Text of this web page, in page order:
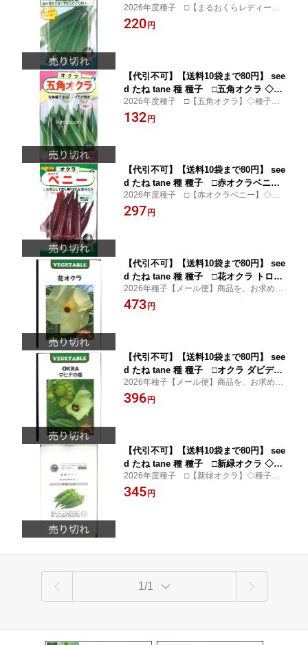
ィーフィンガー ◇種子種子 オクラ 種種
子 ウタネまるおくらレディーフィンガ
2026年度種子 □【まるおくらレディーフ
ィンガー】◇種子種 tane タネ 種子 タネ オ
クラの種種 tane タネまるおくらレディーフ
220円
【代引不可】【送料10袋まで80円】 see
d たね tane 種 種子 □五角オクラ ◇種
子種子 オクラ 種種子 ウタネ五角オクラ
種子種子 オクラ 種種子 ウタネ seed た
2026年度種子 □【五角オクラ】◇種子種 t
ane タネ 種子 タネ オクラの種種 tane タネ
五角オクラ種子種 tane タネ 種子 タネ オク
132円
【代引不可】【送料10袋まで80円】 see
d たね tane 種 種子 □赤オクラベニー
◇種子種子 オクラ 種種子 ウタネ赤オク
ラベニー種子種子 オクラ 種種子 ウタネ
2026年度種子 □【赤オクラベニー】◇種
子種 tane タネ 種子 タネ オクラの種種 tane
タネ赤オクラベニー種子種 tane タネ 種子
297円
【代引不可】【送料10袋まで80円】 see
d たね tane 種 種子 □花オクラ トロロ
アオイ ◇種子種子 オクラ 種花オクラ
トロロアオイ種子種子 オクラ 種 seed
2026年種子【メール便】商品を、お求めに
なる前に、必ずこちらの注意事項をお読み
ください。
473円
【代引不可】【送料10袋まで80円】 see
d たね tane 種 種子 □オクラ ダビデの
星 ◇種子種子 オクラ 種オクラ ダビデ
の星種子種子 オクラ 種 seed たね tane
2026年種子【メール便】商品を、お求めに
なる前に、必ずこちらの注意事項をお読み
ください。
396円
【代引不可】【送料10袋まで80円】 see
d たね tane 種 種子 □新緑オクラ ◇種
子種子 オクラ 種新緑オクラ種子種子 オ
クラ 種 seed たね tane 種 種子新緑オク
2026年度種子 □【新緑オクラ】◇種子種 t
ane タネ 種子 タネ オクラの種種 tane タネ
新緑オクラ種子種 tane タネ 種子 タネ オク
345円
1/1